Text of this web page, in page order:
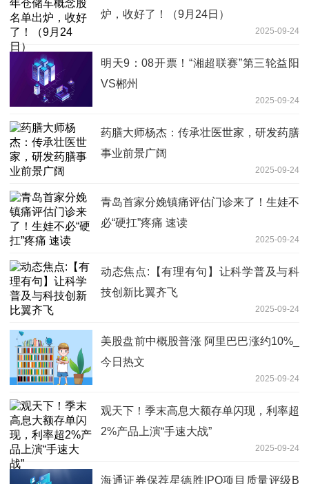
炉，收好了！（9月24日）
2025-09-24
明天9：08开票！“湘超联赛”第三轮益阳
VS郴州
2025-09-24
药膳大师杨杰：传承壮医世家，研发药膳
事业前景广阔
2025-09-24
青岛首家分娩镇痛评估门诊来了！生娃不
必“硬扛”疼痛 速读
2025-09-24
动态焦点:【有理有句】让科学普及与科
技创新比翼齐飞
2025-09-24
美股盘前中概股普涨 阿里巴巴涨约10%_
今日热文
2025-09-24
观天下！季末高息大额存单闪现，利率超
2%产品上演“手速大战”
2025-09-24
海通证券保荐星德胜IPO项目质量评级B